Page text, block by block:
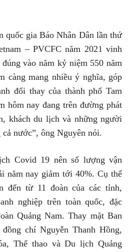
quốc gia Báo Nhân Dân lần thứ
– PVCFC năm 2021 vinh
vào năm kỷ niệm 550 năm
càng mang nhiều ý nghĩa, góp
đổi thay của thành phố Tam
hôm nay đang trên đường phát
khách du lịch và những người
nước”, ông Nguyên nói.
Covid 19 nên số lượng vận
năm nay giảm tới 40%. Cụ thể
đến từ 11 đoàn của các tỉnh,
nghiệp trên toàn quốc, đặc
Quảng Nam. Thay mặt Ban
chí Nguyễn Thanh Hồng,
Thể thao và Du lịch Quảng